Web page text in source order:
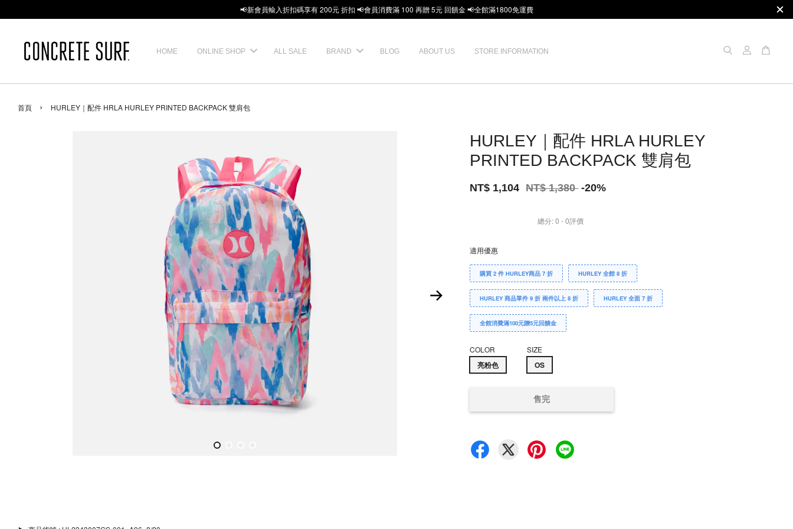
📢新會員輸入折扣碼享有 200元 折扣 📢會員消費滿 100 再贈 5元 回饋金 📢全館滿1800免運費
HOME ONLINE SHOP ALL SALE BRAND BLOG ABOUT US STORE INFORMATION
首頁 › HURLEY｜配件 HRLA HURLEY PRINTED BACKPACK 雙肩包
HURLEY｜配件 HRLA HURLEY
PRINTED BACKPACK 雙肩包
NT$ 1,104 NT$ 1,380 -20%
總分:0 -0評價
適用優惠
購買 2 件 HURLEY商品 7 折 HURLEY 全館 8 折
HURLEY 商品單件 9 折 兩件以上 8 折 HURLEY 全面 7 折
全館消費滿100元贈5元回饋金
COLOR
亮粉色
SIZE
OS
售完